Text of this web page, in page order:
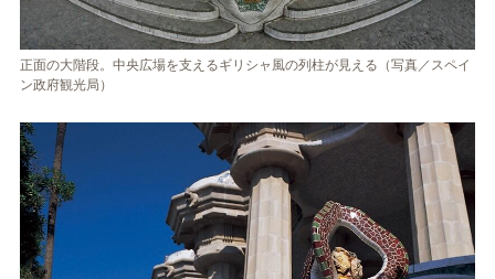
正面の大階段。中央広場を支えるギリシャ風の列柱が見える（写真／スペイ
ン政府観光局）